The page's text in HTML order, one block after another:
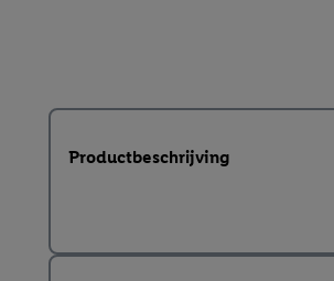
Productbeschrijving